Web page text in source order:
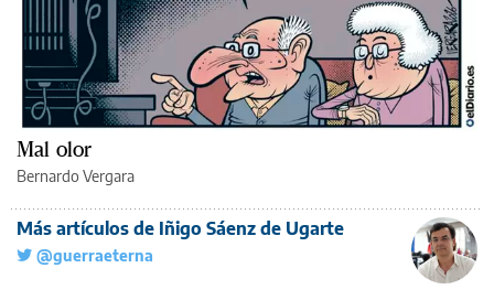
Mal olor
Bernardo Vergara
Más artículos de Iñigo Sáenz de Ugarte
@guerraeterna